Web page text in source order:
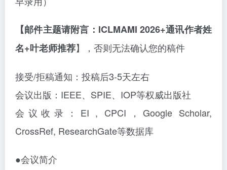
【邮件主题请附言：ICLMAMI 2026+通讯作者姓
名+叶老师推荐】，否则无法确认您的稿件
接受/拒稿通知：投稿后3-5天左右
会议出版： IEEE、SPIE、IOP等权威出版社
会议收录： EI , CPCI，Google Scholar,
CrossRef, ResearchGate等数据库
●会议简介